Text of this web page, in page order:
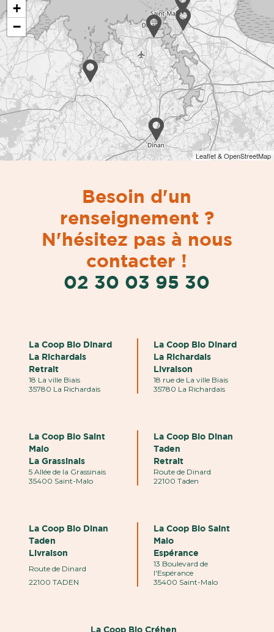
Besoin d'un
renseignement ?
N'hésitez pas à nous
contacter !
02 30 03 95 30
La Coop Bio Dinard
La Richardais
Retrait
18 La ville Biais
35780 La Richardais
La Coop Bio Dinard
La Richardais
Livraison
18 rue de La ville Biais
35780 La Richardais
La Coop Bio Saint
Malo
La Grassinais
5 Allée de la Grassinais
35400 Saint-Malo
La Coop Bio Dinan
Taden
Retrait
Route de Dinard
22100 Taden
La Coop Bio Dinan
Taden
Livraison
Route de Dinard
22100 TADEN
La Coop Bio Saint
Malo
Espérance
13 Boulevard de
l'Espérance
35400 Saint-Malo
La Coop Bio Créhen
+
−
Leaflet & OpenStreetMap